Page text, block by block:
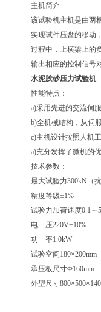
主机简介
该试验机主机是由两
实现试件压盘的移动
过程中，上横梁上的
输出相应的控制信号
水泥胶砂压力试验机
性能特点：
a)采用先进的交流伺
b)全机械结构，从伺
c)主机设计按照人机
a)充分发挥了微机的
技术参数：
最大试验力300kN（抗
精度等级±1%
试验力加荷速度0.1～
电 压220V±10%
功 率1.0kW
试验空间 180×200mm
承压板尺寸Φ160mm
外型尺寸